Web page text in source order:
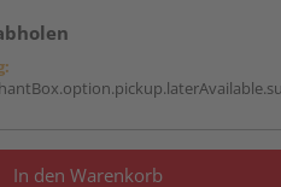
In den Warenkorb